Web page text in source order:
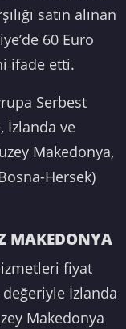
satın alınan
60 Euro
ifade etti.
Serbest
İzlanda ve
Makedonya,
Hersek)
MAKEDONYA
fiyat
İzlanda
Makedonya